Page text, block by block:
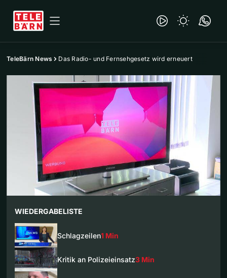
TeleBärn News Das Radio- und Fernsehgesetz wird erneuert
WIEDERGABELISTE
Schlagzeilen1 Min
Kritik an Polizeieinsatz3 Min